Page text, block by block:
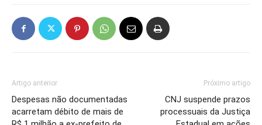
Artigo anterior
Despesas não documentadas
acarretam débito de mais de
Próximo artigo
CNJ suspende prazos
processuais da Justiça